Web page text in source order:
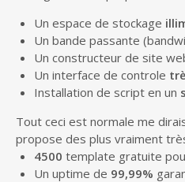
Un espace de stockage
Un bande passante
Un constructeur de site
Un interface de controle
Installation de script en un
Tout ceci est normale me
propose des plus vraiment
4500 template gratuite
Un uptime de 99,99%